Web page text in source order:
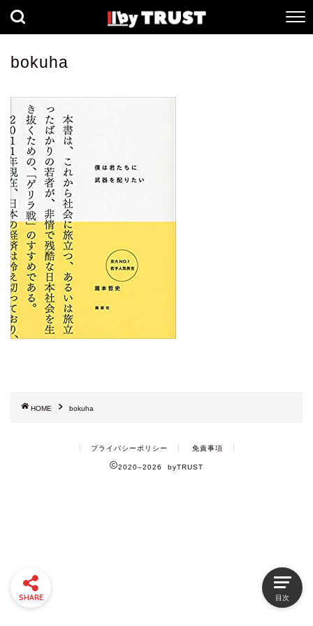
健康
数理科学
生命科学
小説
bokuha
HOME bokuha
プライバシーポリシー 免責事項
2020–2026 byTRUST
SHARE 目次